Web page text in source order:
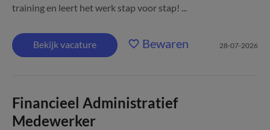
training en leert het werk stap voor stap! ...
Bekijk vacature Bewaren 28-07-2026
Financieel Administratief
Medewerker